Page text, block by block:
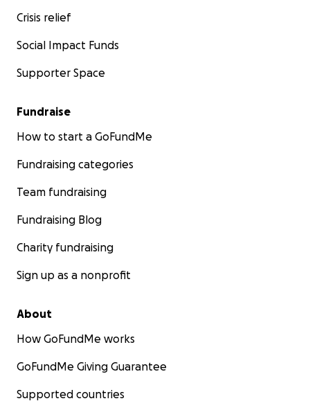
Crisis relief
Social Impact Funds
Supporter Space
Fundraise
How to start a GoFundMe
Fundraising categories
Team fundraising
Fundraising Blog
Charity fundraising
Sign up as a nonprofit
About
How GoFundMe works
GoFundMe Giving Guarantee
Supported countries